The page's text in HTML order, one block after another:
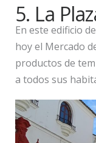
5. La
En este edificio
hoy el Mercado
productos de
a todos sus